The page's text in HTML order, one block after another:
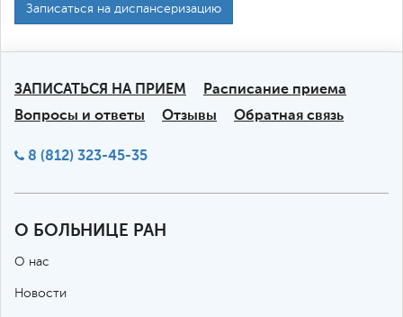
Записаться на диспансеризацию
ЗАПИСАТЬСЯ НА ПРИЕМ
Расписание приема
Вопросы и ответы
Отзывы Обратная связь
8 (812) 323-45-35
О БОЛЬНИЦЕ РАН
О нас
Новости